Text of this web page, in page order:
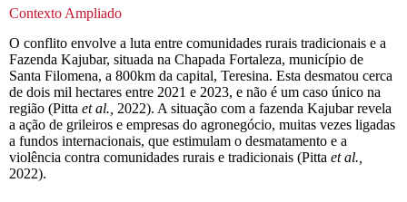
Contexto Ampliado
O conflito envolve a luta entre comunidades rurais tradicionais e a
Fazenda Kajubar, situada na Chapada Fortaleza, município de
Santa Filomena, a 800km da capital, Teresina. Esta desmatou cerca
de dois mil hectares entre 2021 e 2023, e não é um caso único na
região (Pitta et al., 2022). A situação com a fazenda Kajubar revela
a ação de grileiros e empresas do agronegócio, muitas vezes ligadas
a fundos internacionais, que estimulam o desmatamento e a
violência contra comunidades rurais e tradicionais (Pitta et al.,
2022).